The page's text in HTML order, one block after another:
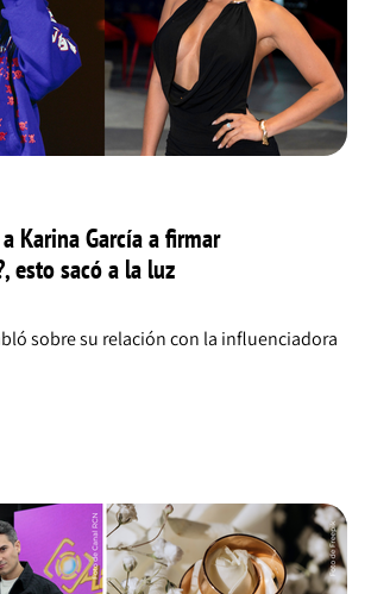
Karina García a firmar
esto sacó a la luz
sobre su relación con la influenciadora